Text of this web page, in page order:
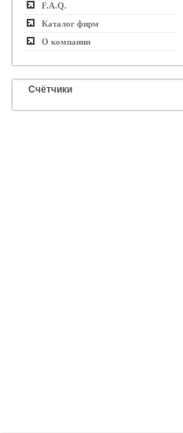
F.A.Q.
Каталог фирм
О компании
Счётчики